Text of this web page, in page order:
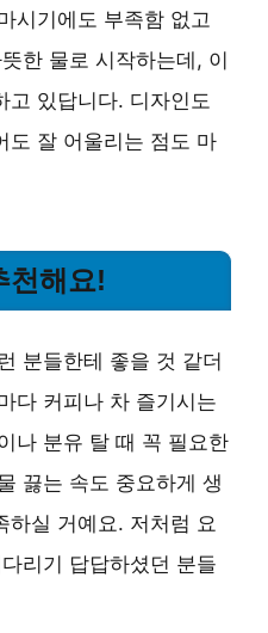
시기에도 부족함 없고
한 물로 시작하는데, 이
고 있답니다. 디자인도
도 잘 어울리는 점도 마
천해요!
분들한테 좋을 것 같더
다 커피나 차 즐기시는
나 분유 탈 때 꼭 필요한
끓는 속도 중요하게 생
하실 거예요. 저처럼 요
리기 답답하셨던 분들